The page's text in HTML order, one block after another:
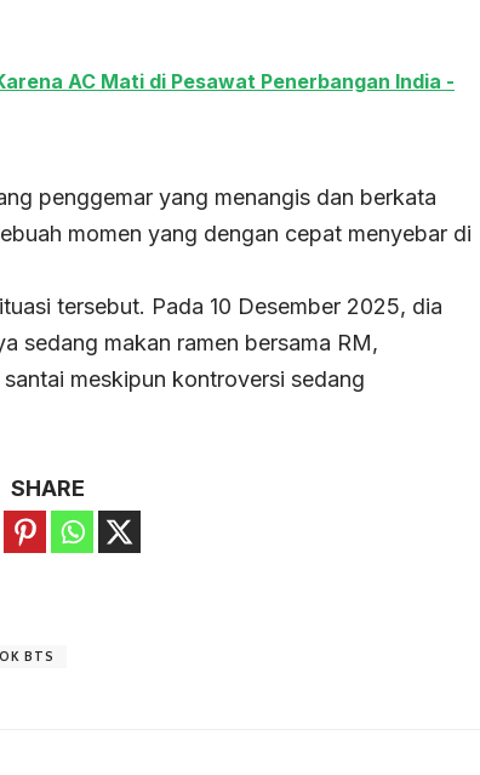
AC Mati di Pesawat Penerbangan India -
penggemar yang menangis dan berkata
momen yang dengan cepat menyebar di
tersebut. Pada 10 Desember 2025, dia
sedang makan ramen bersama RM,
meskipun kontroversi sedang
SHARE
BTS